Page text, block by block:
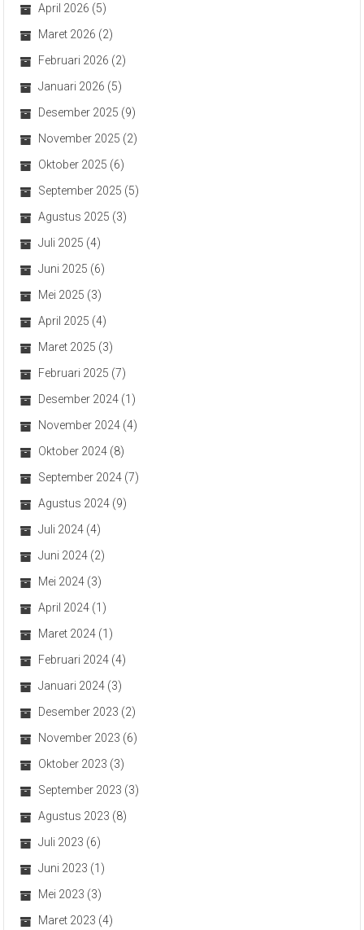
April 2026 (5)
Maret 2026 (2)
Februari 2026 (2)
Januari 2026 (5)
Desember 2025 (9)
November 2025 (2)
Oktober 2025 (6)
September 2025 (5)
Agustus 2025 (3)
Juli 2025 (4)
Juni 2025 (6)
Mei 2025 (3)
April 2025 (4)
Maret 2025 (3)
Februari 2025 (7)
Desember 2024 (1)
November 2024 (4)
Oktober 2024 (8)
September 2024 (7)
Agustus 2024 (9)
Juli 2024 (4)
Juni 2024 (2)
Mei 2024 (3)
April 2024 (1)
Maret 2024 (1)
Februari 2024 (4)
Januari 2024 (3)
Desember 2023 (2)
November 2023 (6)
Oktober 2023 (3)
September 2023 (3)
Agustus 2023 (8)
Juli 2023 (6)
Juni 2023 (1)
Mei 2023 (3)
Maret 2023 (4)